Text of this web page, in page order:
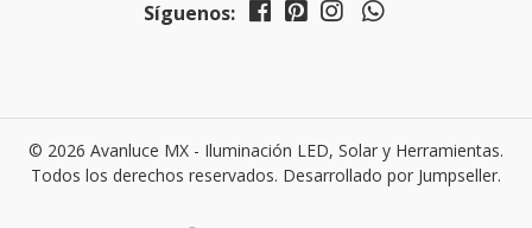
Síguenos:
© 2026 Avanluce MX - Iluminación LED, Solar y Herramientas.
Todos los derechos reservados. Desarrollado por Jumpseller.